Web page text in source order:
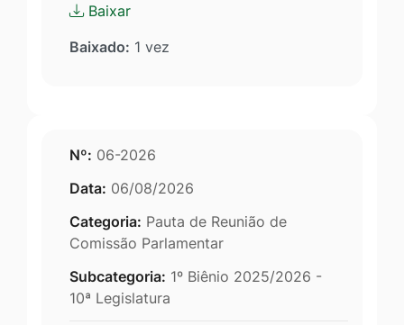
Baixar
Baixado: 1 vez
Nº: 06-2026
Data: 06/08/2026
Categoria: Pauta de Reunião de
Comissão Parlamentar
Subcategoria: 1º Biênio 2025/2026 -
10ª Legislatura